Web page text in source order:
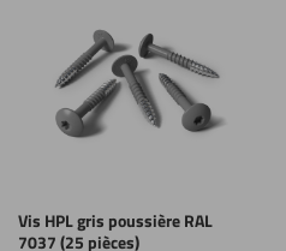
Vis HPL gris poussière RAL
7037 (25 pièces)